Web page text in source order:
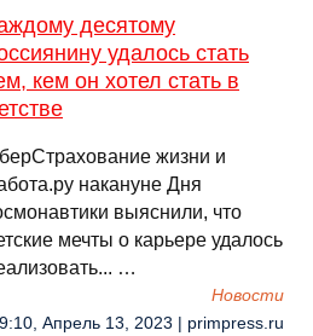
десятому
удалось стать
кем он хотел стать в
жизни и
накануне Дня
выяснили, что
мечты о карьере удалось
…
Новости
Апрель 13, 2023 | primpress.ru